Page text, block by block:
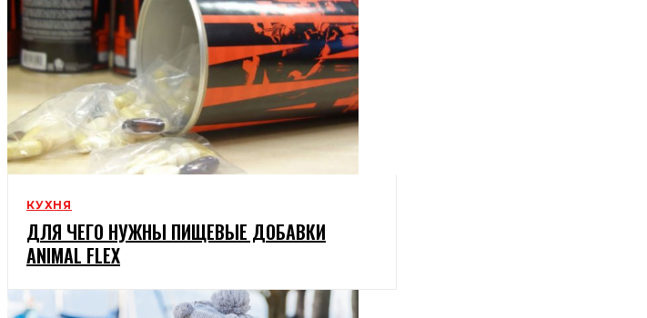
КУХНЯ
ДЛЯ ЧЕГО НУЖНЫ ПИЩЕВЫЕ ДОБАВКИ
ANIMAL FLEX